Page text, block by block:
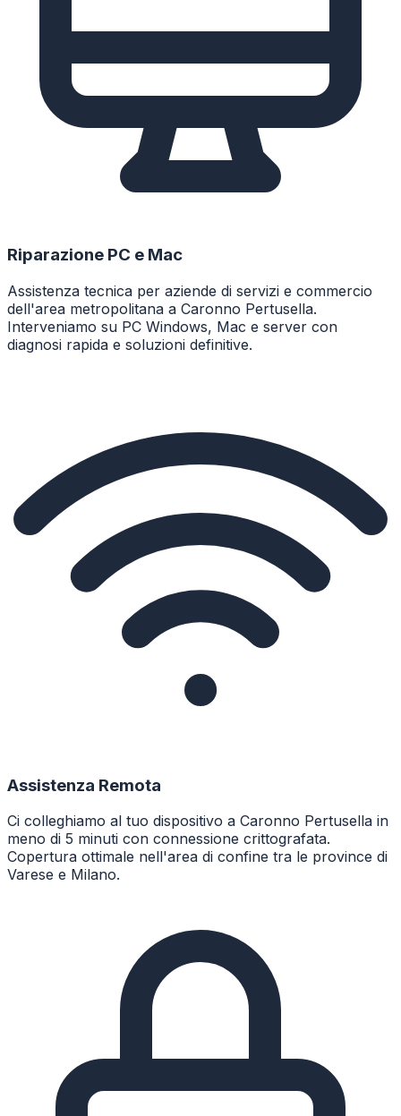
Riparazione PC e Mac
Assistenza tecnica per aziende di servizi e commercio
dell'area metropolitana a Caronno Pertusella.
Interveniamo su PC Windows, Mac e server con
diagnosi rapida e soluzioni definitive.
Assistenza Remota
Ci colleghiamo al tuo dispositivo a Caronno Pertusella in
meno di 5 minuti con connessione crittografata.
Copertura ottimale nell'area di confine tra le province di
Varese e Milano.